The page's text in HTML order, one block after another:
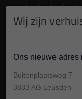
Wij zijn
Ons nieuwe adres
Buitenplaatsweg 7
3833 AG Leusden